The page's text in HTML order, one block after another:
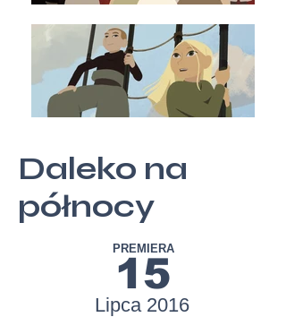
Daleko na
północy
15
Lipca 2016
PREMIERA